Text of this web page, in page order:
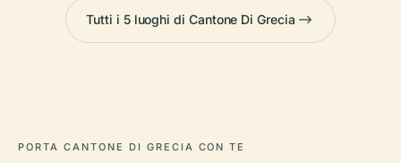
Tutti i 5 luoghi di Cantone Di Grecia
PORTA CANTONE DI GRECIA CON TE